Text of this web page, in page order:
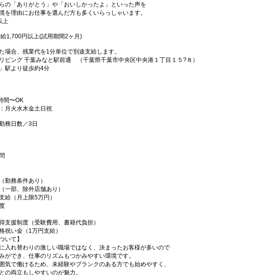
の「ありがとう」や「おいしかったよ」といった声を
を理由にお仕事を選んだ方も多くいらっしゃいます。
上
1,700円以上(試用期間2ヶ月)
場合、残業代を1分単位で別途支給します。
ビング 千葉みなと駅前通 （千葉県千葉市中央区中央港１丁目１５?８）
駅より徒歩約4分
間〜OK
月火水木金土日祝
務日数／3日
勤務条件あり）
一部、除外店舗あり）
給（月上限5万円）
支援制度（受験費用、書籍代負担）
祝い金（1万円支給）
いて】
入れ替わりの激しい職場ではなく、決まったお客様が多いので
ができ、仕事のリズムもつかみやすい環境です。
気で働けるため、未経験やブランクのある方でも始めやすく、
の両立もしやすいのが魅力。